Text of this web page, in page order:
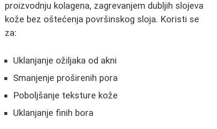
proizvodnju kolagena, zagrevanjem dubljih slojeva
kože bez oštećenja površinskog sloja. Koristi se
za:
Uklanjanje ožiljaka od akni
Smanjenje proširenih pora
Poboljšanje teksture kože
Uklanjanje finih bora